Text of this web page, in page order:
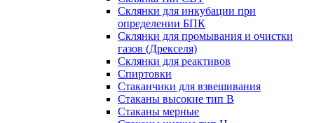
Склянки для инкубации при
определении БПК
Склянки для промывания и очистки
газов (Дрекселя)
Склянки для реактивов
Спиртовки
Стаканчики для взвешивания
Стаканы высокие тип В
Стаканы мерные